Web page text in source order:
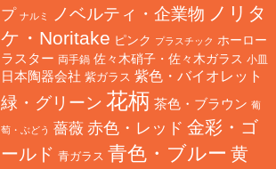
プ ナルミ ノベルティ・企業物 ノリタ
ケ・Noritake ピンク プラスチック ホーロー
ラスター 両手鍋 佐々木硝子・佐々木ガラス 小皿
日本陶器会社 紫ガラス 紫色・バイオレット
緑・グリーン 花柄 茶色・ブラウン 葡
萄・ぶどう 薔薇 赤色・レッド 金彩・ゴ
ールド 青ガラス 青色・ブルー 黄